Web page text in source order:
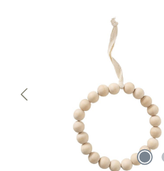
Bildergalerie überspringen